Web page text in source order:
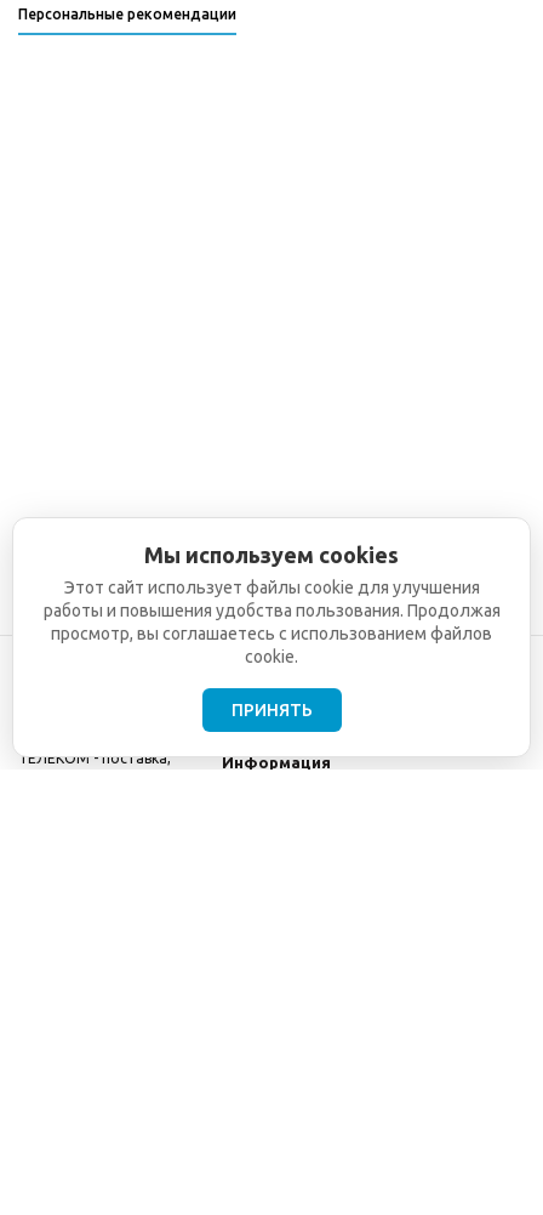
Персональные рекомендации
ТЕЛЕКОМ - поставка,
Информация
Мы используем cookies
Этот сайт использует файлы cookie для улучшения
работы и повышения удобства пользования. Продолжая
просмотр, вы соглашаетесь с использованием файлов
cookie.
ПРИНЯТЬ